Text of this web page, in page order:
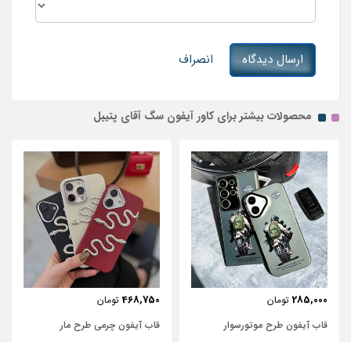
ارسال دیدگاه انصراف
محصولات بیشتر برای کاور آیفون سگ آقای پتیبل
468,750
قاب آیفون چرمی طرح مار
443,750
قاب آیفون شفاف با پاپیون سفید و